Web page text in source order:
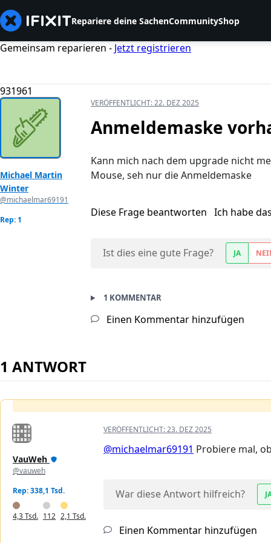
Repariere deine SachenCommunityShop
Gemeinsam reparieren - Jetzt registrieren
931961
Michael Martin
Winter
@michaelmar69191
Rep: 1
VERÖFFENTLICHT:22. DEZ 2025
Anmeldemaske
Kann mich nach dem upgrade nicht
Mouse, seh nur die Anmeldemaske
Diese Frage beantworten Ich habe
Ist dies eine gute Frage? JA
1 KOMMENTAR
Einen Kommentar hinzufügen
1 ANTWORT
VauWeh
@vauweh
Rep: 338,1 Tsd.
4,3 Tsd. 112 2,1 Tsd.
VERÖFFENTLICHT:23. DEZ 2025
@michaelmar69191 Probiere mal,
War diese Antwort hilfreich?
Einen Kommentar hinzufügen